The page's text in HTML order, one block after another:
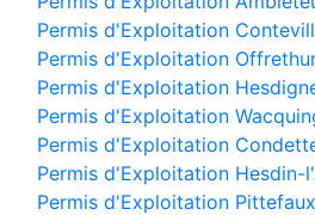
Permis d'Exploitation
Permis d'Exploitation
Permis d'Exploitation
Permis d'Exploitation
Permis d'Exploitation
Permis d'Exploitation Hesdin-
Permis d'Exploitation Pittefaux